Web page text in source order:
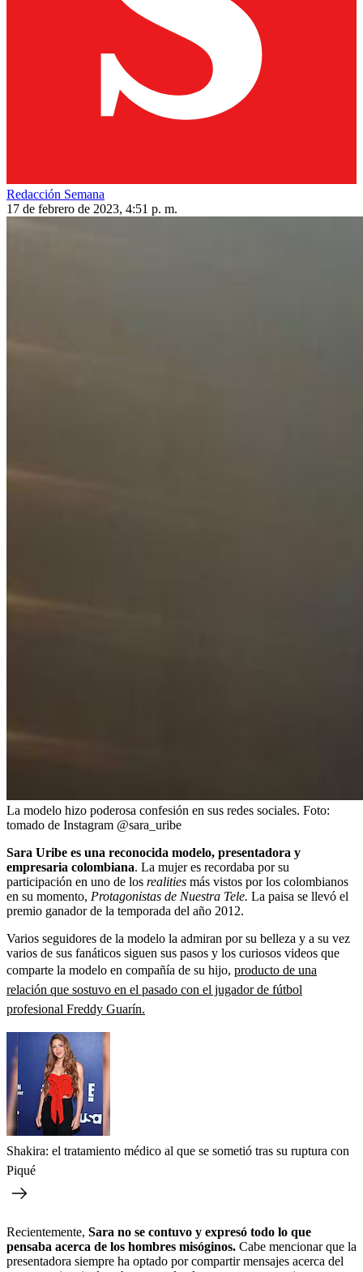
Redacción Semana
17 de febrero de 2023, 4:51 p. m.
La modelo hizo poderosa confesión en sus redes sociales. Foto:
tomado de Instagram @sara_uribe
Sara Uribe es una reconocida modelo, presentadora y
empresaria colombiana. La mujer es recordaba por su
participación en uno de los realities más vistos por los colombianos
en su momento, Protagonistas de Nuestra Tele. La paisa se llevó el
premio ganador de la temporada del año 2012.
Varios seguidores de la modelo la admiran por su belleza y a su vez
varios de sus fanáticos siguen sus pasos y los curiosos videos que
comparte la modelo en compañía de su hijo, producto de una
relación que sostuvo en el pasado con el jugador de fútbol
profesional Freddy Guarín.
Shakira: el tratamiento médico al que se sometió tras su ruptura con
Piqué
Recientemente, Sara no se contuvo y expresó todo lo que
pensaba acerca de los hombres misóginos. Cabe mencionar que la
presentadora siempre ha optado por compartir mensajes acerca del